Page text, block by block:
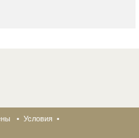
• Условия •